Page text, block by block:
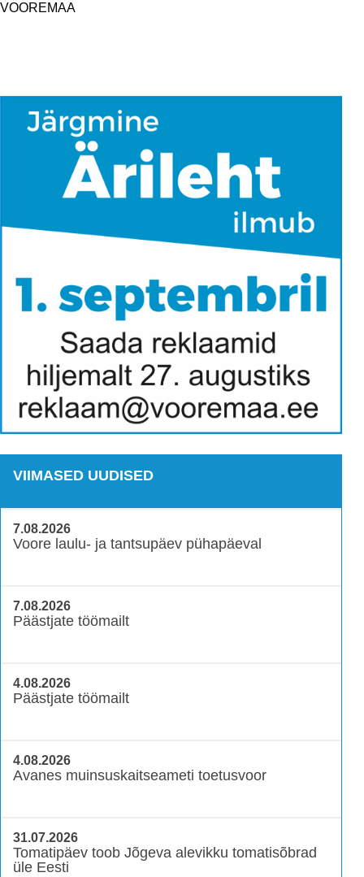
VOOREMAA
VIIMASED UUDISED
7.08.2026
Voore laulu- ja tantsupäev pühapäeval
7.08.2026
Päästjate töömailt
4.08.2026
Päästjate töömailt
4.08.2026
Avanes muinsuskaitseameti toetusvoor
31.07.2026
Tomatipäev toob Jõgeva alevikku tomatisõbrad
üle Eesti